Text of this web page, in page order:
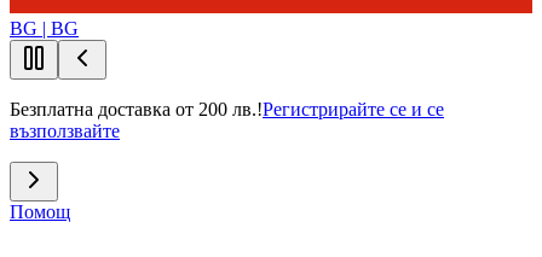
BG | BG
Безплатна доставка от 200 лв.!Регистрирайте се и се
възползвайте
Помощ